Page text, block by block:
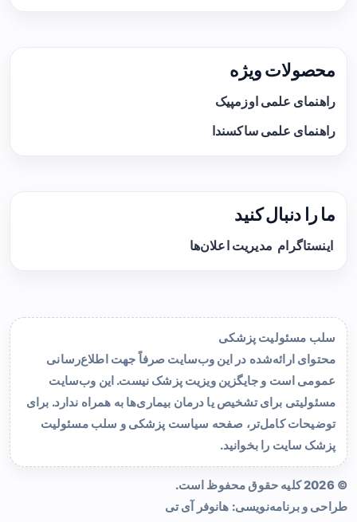
محصولات ویژه
راهنمای علمی اوزمپیک
راهنمای علمی ساکسندا
ما را دنبال کنید
اینستاگرام مدیریت اعلان‌ها
سلب مسئولیت پزشکی
محتوای ارائه‌شده در این وب‌سایت صرفاً جهت اطلاع‌رسانی
عمومی است و جایگزین ویزیت پزشک نیست. این وب‌سایت
مسئولیتی برای تشخیص یا درمان بیماری‌ها به همراه ندارد. برای
توضیحات کامل‌تر، صفحه سیاست پزشکی و سلب مسئولیت
پزشک سایت را بخوانید.
© 2026 کلیه حقوق محفوظ است.
طراحی و برنامه‌نویسی: هانوفر آی تی